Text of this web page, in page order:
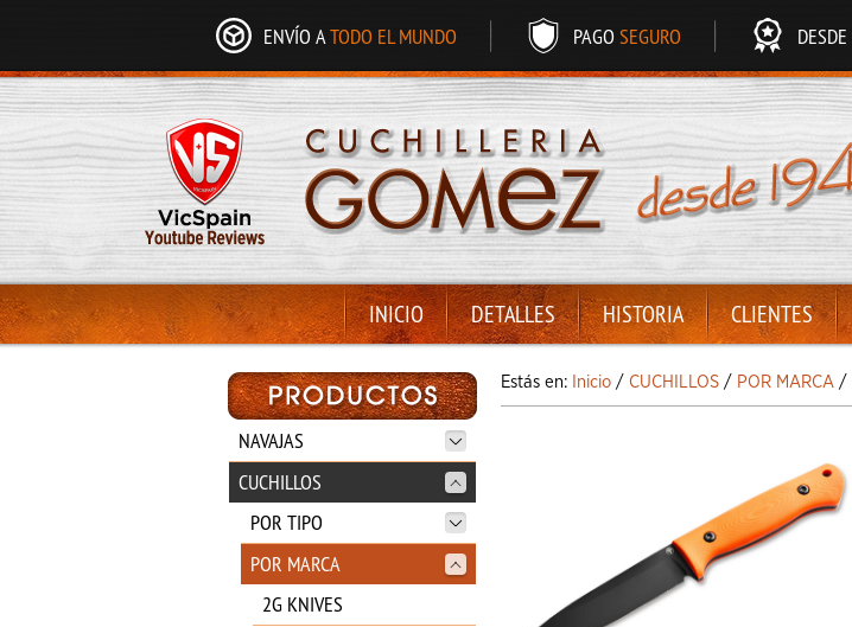
ENVÍO ATODO EL MUNDO PAGO SEGURO DESDE
INICIO DETALLES HISTORIA CLIENTES
NAVAJAS
CUCHILLOS
POR TIPO
POR MARCA
2G KNIVES
Estás en: Inicio / CUCHILLOS / POR MARCA /